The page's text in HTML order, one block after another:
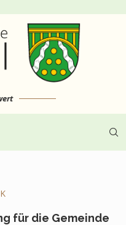
für die Gemeinde